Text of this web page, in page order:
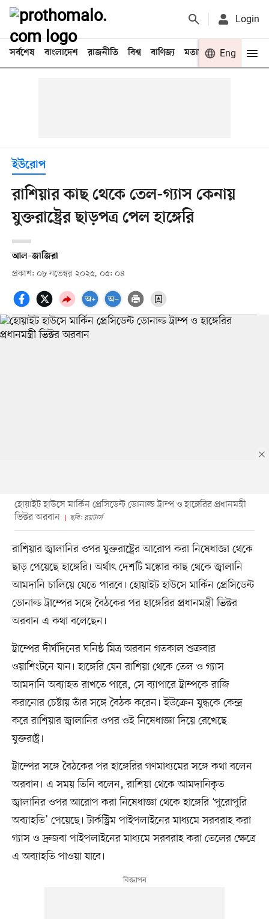
Login
সর্বশেষ বাংলাদেশ রাজনীতি বিশ্ব বাণিজ্য মতামত খেলা
Eng
ইউরোপ
রাশিয়ার কাছ থেকে তেল-গ্যাস কেনায়
যুক্তরাষ্ট্রের ছাড়পত্র পেল হাঙ্গেরি
আল–জাজিরা
প্রকাশ: ০৮ নভেম্বর ২০২৫, ০৫: ০৪
হোয়াইট হাউসে মার্কিন প্রেসিডেন্ট ডোনাল্ড ট্রাম্প ও হাঙ্গেরির প্রধানমন্ত্রী
ভিক্টর অরবান
ছবি: রয়টার্স
রাশিয়ার জ্বালানির ওপর যুক্তরাষ্ট্রের আরোপ করা নিষেধাজ্ঞা থেকে
ছাড় পেয়েছে হাঙ্গেরি। অর্থাৎ দেশটি মস্কোর কাছ থেকে জ্বালানি
আমদানি চালিয়ে যেতে পারবে। হোয়াইট হাউসে মার্কিন প্রেসিডেন্ট
ডোনাল্ড ট্রাম্পের সঙ্গে বৈঠকের পর হাঙ্গেরির প্রধানমন্ত্রী ভিক্টর
অরবান এ কথা বলেছেন।
ট্রাম্পের দীর্ঘদিনের ঘনিষ্ঠ মিত্র অরবান গতকাল শুক্রবার
ওয়াশিংটনে যান। হাঙ্গেরি যেন রাশিয়া থেকে তেল ও গ্যাস
আমদানি অব্যাহত রাখতে পারে, সে ব্যাপারে ট্রাম্পকে রাজি
করানোর চেষ্টায় তাঁর সঙ্গে বৈঠক করেন। ইউক্রেন যুদ্ধকে কেন্দ্র
করে রাশিয়ার জ্বালানির ওপর ওই নিষেধাজ্ঞা দিয়ে রেখেছে
যুক্তরাষ্ট্র।
ট্রাম্পের সঙ্গে বৈঠকের পর হাঙ্গেরির গণমাধ্যমের সঙ্গে কথা বলেন
অরবান। এ সময় তিনি বলেন, রাশিয়া থেকে আমদানিকৃত
জ্বালানির ওপর আরোপ করা নিষেধাজ্ঞা থেকে হাঙ্গেরি ‘পুরোপুরি
অব্যাহতি’ পেয়েছে। টার্কস্ট্রিম পাইপলাইনের মাধ্যমে সরবরাহ করা
গ্যাস ও দ্রুজবা পাইপলাইনের মাধ্যমে সরবরাহ করা তেলের ক্ষেত্রে
এ অব্যাহতি পাওয়া যাবে।